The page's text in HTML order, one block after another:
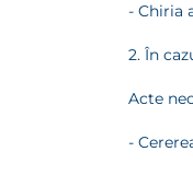
- Chiria
2. În
Acte
-